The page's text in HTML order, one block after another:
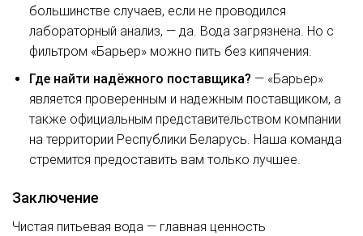
большинстве случаев, если не проводился
лабораторный анализ, — да. Вода загрязнена. Но с
фильтром «Барьер» можно пить без кипячения.
Где найти надёжного поставщика? — «Барьер»
является проверенным и надежным поставщиком, а
также официальным представительством компании
на территории Республики Беларусь. Наша команда
стремится предоставить вам только лучшее.
Заключение
Чистая питьевая вода — главная ценность